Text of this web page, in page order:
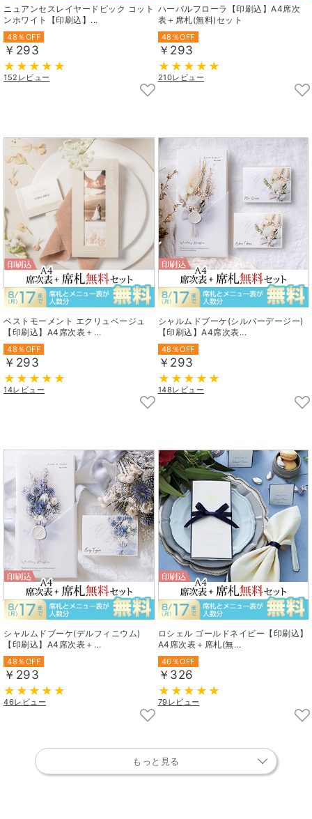
ニュアンセスレイヤードピック コット
ンホワイト【印刷込】...
48％OFF
￥293
152レビュー
ハーバルフローラ【印刷込】A4席次
表＋席札(無料)セット
48％OFF
￥293
210レビュー
ベストモーメント エクリュベージュ
【印刷込】A4席次表＋...
48％OFF
￥293
14レビュー
シャルムドブーケ(シルバーデージー)
【印刷込】A4席次表...
48％OFF
￥293
148レビュー
シャルムドブーケ(デルフィニウム)
【印刷込】A4席次表＋...
48％OFF
￥293
46レビュー
ロシェル ゴールドネイビー【印刷込】
A4席次表＋席札(無...
46％OFF
￥326
79レビュー
もっと見る